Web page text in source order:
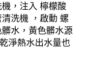
，注入 檸檬酸
洗機 ，啟動 螺
水，黃色髒水源
淨熱水出水量也